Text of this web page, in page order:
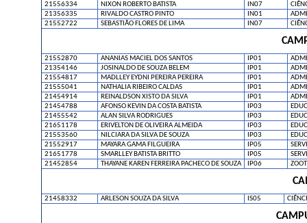
21556334 NIXON ROBERTO BATISTA IN07
21356335
RIVALDO CASTRO PINTO IN01
21552722
SEBASTIÃO FLORES DE LIMA IN07
21552870 ANANIAS MACIEL DOS SANTOS IP01
21354146
JOSINALDO DE SOUZA BELEM IP01
21554817
MADLLEY EYDNI PEREIRA PEREIRA IP01
21555041
NATHALIA RIBEIRO CALDAS IP01
21454914
REINALDSON XISTO DA SILVA IP01
21454788
AFONSO KEVIN DA COSTA BATISTA IP03
21455542
ALAN SILVA RODRIGUES IP03
21651178
ERIVELTON DE OLIVEIRA ALMEIDA IP03
21553560
NILCIARA DA SILVA DE SOUZA IP03
21552917
MAYARA GAMA FILGUEIRA IP05
21651778
SMARLLEY BATISTA BRITTO IP05
21452854
THAYANE KAREN FERREIRA PACHECO DE SOUZA IP06
21458332 ARLESON SOUZA DA SILVA IS05